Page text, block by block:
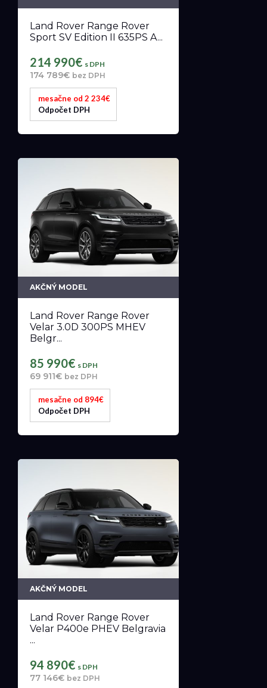
Land Rover Range Rover
Sport SV Edition II 635PS A...
214 990€ s DPH
174 789€ bez DPH
mesačne od 2 234€
Odpočet DPH
AKČNÝ MODEL
Land Rover Range Rover
Velar 3.0D 300PS MHEV
Belgr...
85 990€ s DPH
69 911€ bez DPH
mesačne od 894€
Odpočet DPH
AKČNÝ MODEL
Land Rover Range Rover
Velar P400e PHEV Belgravia
...
94 890€ s DPH
77 146€ bez DPH